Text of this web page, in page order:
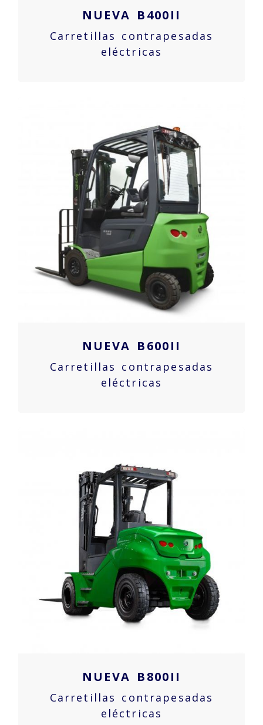
NUEVA B400II
Carretillas contrapesadas
eléctricas
NUEVA B600II
Carretillas contrapesadas
eléctricas
NUEVA B800II
Carretillas contrapesadas
eléctricas